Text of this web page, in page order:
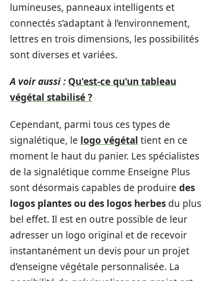
lumineuses, panneaux intelligents et
connectés s’adaptant à l’environnement,
lettres en trois dimensions, les possibilités
sont diverses et variées.
A voir aussi : Qu'est-ce qu'un tableau
végétal stabilisé ?
Cependant, parmi tous ces types de
signalétique, le logo végétal tient en ce
moment le haut du panier. Les spécialistes
de la signalétique comme Enseigne Plus
sont désormais capables de produire des
logos plantes ou des logos herbes du plus
bel effet. Il est en outre possible de leur
adresser un logo original et de recevoir
instantanément un devis pour un projet
d’enseigne végétale personnalisée. La